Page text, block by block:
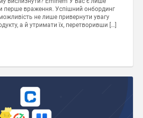
перше враження. Успішний онбординг
не лише привернути увагу
а й утримати їх, перетворивши […]